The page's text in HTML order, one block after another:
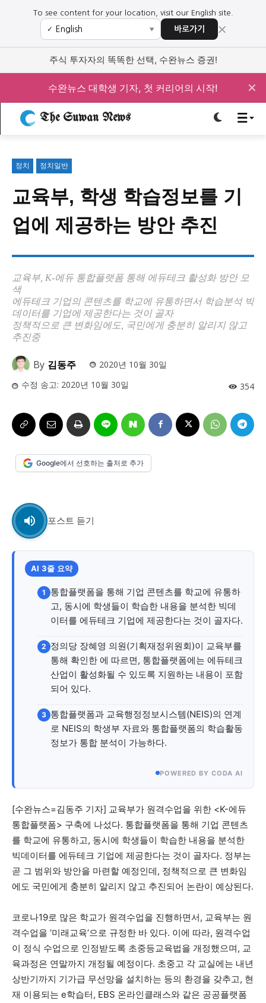
로그인하세요
특집 기사 바로가기 : 청소년 청년
시 문학 (문학산책)
보도 사진 정치 사회 경제 트렌드
지역 & 글로벌 뉴스
서울전역 인천지역 경기지역
제주지역
부산/울산 대전지역 지방정가
자유게시판
서비스 & 앱
수완뉴스 추천 서비스
스토어 수완 키즈 청년공감 청라온
멤버십 소개 이니셔티브
커리어
보도자료 작성 서비스
스위프트 하이브
라라프레스
오픈미트
로그인하세요
특집 기사 바로가기 : 청소년 청년
사설/칼럼
시 문학 (문학산책)
보도 사진 정치 사회 경제 트렌드
지역 & 글로벌 뉴스
서울전역 인천지역 경기지역
제주지역
부산/울산 대전지역 지방정가
자유게시판
서비스 & 앱
수완뉴스 추천 서비스
스토어 수완 키즈 청년공감 청라온
멤버십 소개 이니셔티브
커리어
보도자료 작성 서비스
스위프트 하이브
라라프레스
오픈미트
모든 세대의 시선이 머무는 곳, 수완뉴스
To see content for your location, visit our English site.
✓ ▼ 바로가기 ×
주식 투자자의 똑똑한 선택, 수완뉴스 증권!
수완뉴스 대학생 기자, 첫 커리어의 시작! ✕
The Suwan News
정치 정치일반
교육부, 학생 학습정보를 기
업에 제공하는 방안 추진
교육부, K-에듀 통합플랫폼 통해 에듀테크 활성화 방안 모
색
에듀테크 기업의 콘텐츠를 학교에 유통하면서 학습분석 빅
데이터를 기업에 제공한다는 것이 골자
정책적으로 큰 변화임에도, 국민에게 충분히 알리지 않고
추진중
By 김동주
2020년 10월 30일
354
수정 송고: 2020년 10월 30일
Google에서 선호하는 출처로 추가
포스트 듣기
AI 3줄 요약
1
통합플랫폼을 통해 기업 콘텐츠를 학교에 유통하
고, 동시에 학생들이 학습한 내용을 분석한 빅데
이터를 에듀테크 기업에 제공한다는 것이 골자다.
2 정의당 장혜영 의원(기획재정위원회)이 교육부를
통해 확인한 에 따르면, 통합플랫폼에는 에듀테크
산업이 활성화될 수 있도록 지원하는 내용이 포함
되어 있다.
3 통합플랫폼과 교육행정정보시스템(NEIS)의 연계
로 NEIS의 학생부 자료와 통합플랫폼의 학습활동
정보가 통합 분석이 가능하다.
POWERED BY CODA AI
[수완뉴스=김동주 기자] 교육부가 원격수업을 위한 <K-에듀
통합플랫폼> 구축에 나섰다. 통합플랫폼을 통해 기업 콘텐츠
를 학교에 유통하고, 동시에 학생들이 학습한 내용을 분석한
빅데이터를 에듀테크 기업에 제공한다는 것이 골자다. 정부는
곧 그 범위와 방안을 마련할 예정인데, 정책적으로 큰 변화임
에도 국민에게 충분히 알리지 않고 추진되어 논란이 예상된다.
코로나19로 많은 학교가 원격수업을 진행하면서, 교육부는 원
격수업을 ‘미래교육’으로 규정한 바 있다. 이에 따라, 원격수업
이 정식 수업으로 인정받도록 초중등교육법을 개정했으며, 교
육과정은 연말까지 개정될 예정이다. 초중고 각 교실에는 내년
상반기까지 기가급 무선망을 설치하는 등의 환경을 갖추고, 현
재 이용되는 e학습터, EBS 온라인클래스와 같은 공공플랫폼